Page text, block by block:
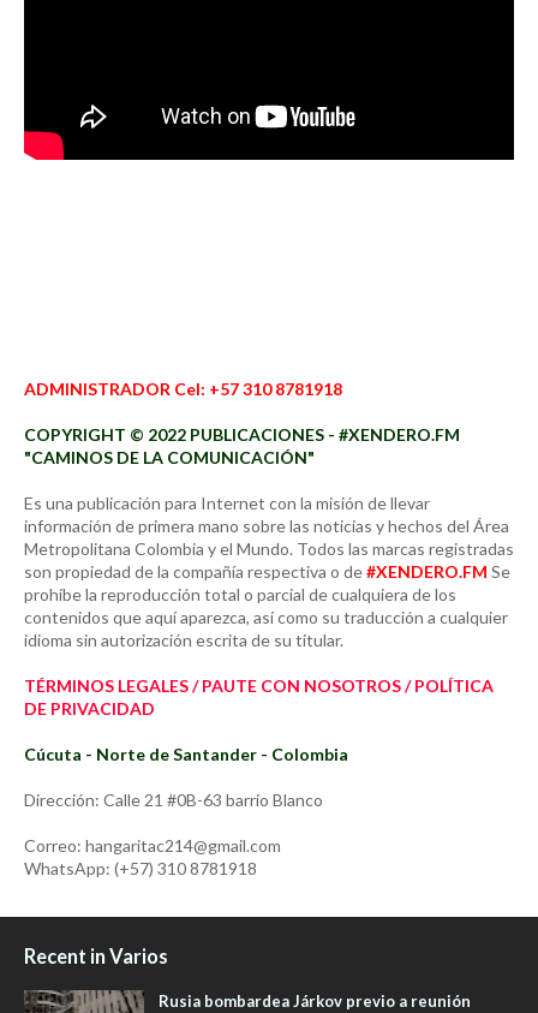
ADMINISTRADOR Cel: +57 310 8781918
COPYRIGHT © 2022 PUBLICACIONES - #XENDERO.FM
"CAMINOS DE LA COMUNICACIÓN"
Es una publicación para Internet con la misión de llevar
información de primera mano sobre las noticias y hechos del Área
Metropolitana Colombia y el Mundo. Todos las marcas registradas
son propiedad de la compañía respectiva o de#XENDERO.FM Se
prohíbe la reproducción total o parcial de cualquiera de los
contenidos que aquí aparezca, así como su traducción a cualquier
idioma sin autorización escrita de su titular.
TÉRMINOS LEGALES / PAUTE CON NOSOTROS / POLÍTICA
DE PRIVACIDAD
Cúcuta - Norte de Santander - Colombia
Dirección: Calle 21 #0B-63 barrio Blanco
Correo: hangaritac214@gmail.com
WhatsApp: (+57) 310 8781918
Recent in Varios
Rusia bombardea Járkov previo a reunión